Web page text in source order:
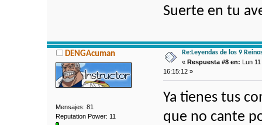
Suerte en tu
DENGAcuman
Mensajes: 81
Reputation Power: 11
Re:Leyendas de los 9
«Respuesta #8 en: Lun
16:15:12 »
Ya tienes tus
que no cante